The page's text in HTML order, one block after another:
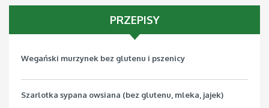
PRZEPISY
Wegański murzynek bez glutenu i pszenicy
Szarlotka sypana owsiana (bez glutenu, mleka, jajek)